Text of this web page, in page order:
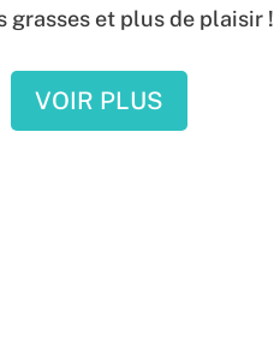
grasses et plus de plaisir !
VOIR PLUS